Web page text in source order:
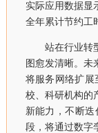
实际应用数据显
全年累计节约工
站在行业转
图愈发清晰。未
将服务网络扩展
校、科研机构的
新能力，不断
段，将通过数字